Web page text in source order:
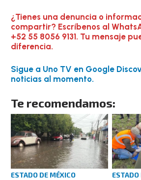
¿Tienes una denuncia o
compartir? Escríbenos al
+52 55 8056 9131. Tu mensaje
diferencia.
Sigue a Uno TV en Google
noticias al momento.
Te recomendamos:
ESTADO DE MÉXICO
ESTADO